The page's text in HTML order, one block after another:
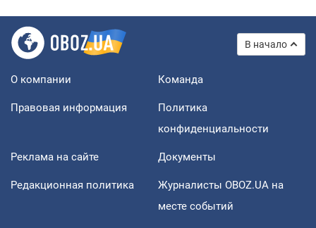
В начало
О компании Команда
Правовая информация
Политика
конфиденциальности
Реклама на сайте Документы
Редакционная политика
Журналисты OBOZ.UA на
месте событий